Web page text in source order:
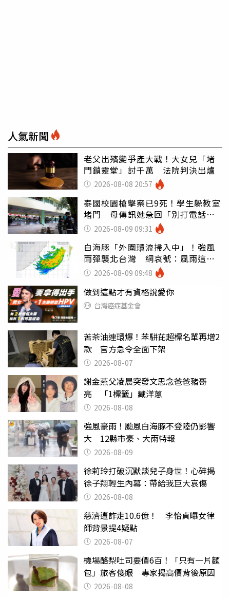
人氣新聞
老父出殯變爭產大戰！大女兒「堵
門鎖靈堂」討千萬 法院判決出爐
2026-08-08 20:57
泰國校園槍擊案已9死！學生躲教室
堵門 母傳訊她急回「別打電話怕
鈴響」
2026-08-09 09:31
白海豚「外圍環流掃入中」！強風
雨彈襲北台灣 網哀號：風雨這麼
大還不放假
2026-08-09 09:48
做到這點才有資格說愛你
台灣癌症基金會
苦茶油連環爆！苯駢芘超標名單再增2
款 官方急令全面下架
2026-08-07
謝金燕父凌晨突發文思念爸爸豬哥
亮 「1標籤」藏洋蔥
2026-08-08
強風豪雨！颱風白海豚不登陸仍影響
大 12縣市豪、大雨特報
2026-08-09
徐莉玲打破沉默談兒子身世！心碎揭
徐子翔輕生內幕：帶給我巨大哀傷
2026-08-08
慈濟遭詐走10.6億！ 李怡貞曝女律
師背景提4疑點
2026-08-07
機場酪梨吐司要價6百！「只有一片麵
包」旅客傻眼 專家揭高價背後原因
2026-08-08